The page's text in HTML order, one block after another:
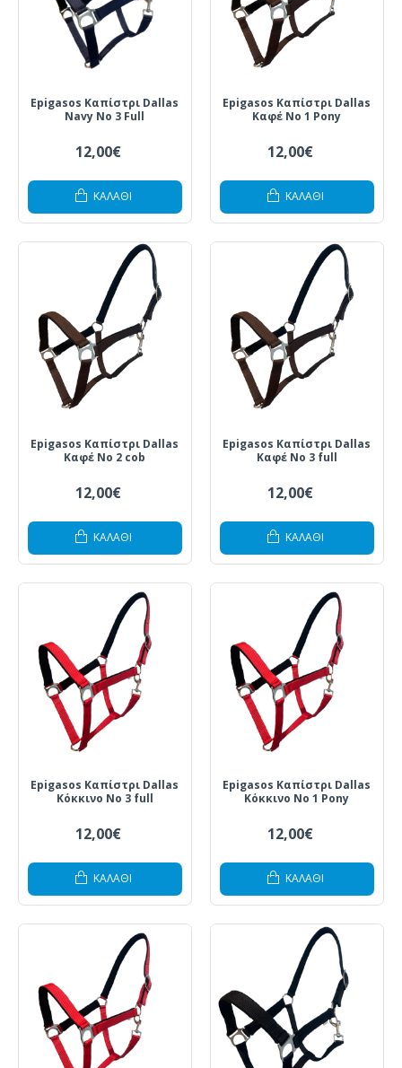
Epigasos Καπίστρι Dallas
Navy Νο 3 Full
12,00€
ΚΑΛΆΘΙ
Epigasos Καπίστρι Dallas
Καφέ Νο 1 Pony
12,00€
ΚΑΛΆΘΙ
Epigasos Καπίστρι Dallas
Καφέ Νο 2 cob
12,00€
ΚΑΛΆΘΙ
Epigasos Καπίστρι Dallas
Καφέ Νο 3 full
12,00€
ΚΑΛΆΘΙ
Epigasos Καπίστρι Dallas
Κόκκινο Νο 3 full
12,00€
ΚΑΛΆΘΙ
Epigasos Καπίστρι Dallas
Κόκκινο Νο 1 Pony
12,00€
ΚΑΛΆΘΙ